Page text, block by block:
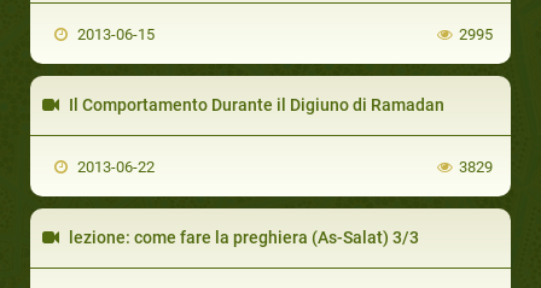
2013-06-15 2995
Il Comportamento Durante il Digiuno di Ramadan
2013-06-22 3829
lezione: come fare la preghiera (As-Salat) 3/3